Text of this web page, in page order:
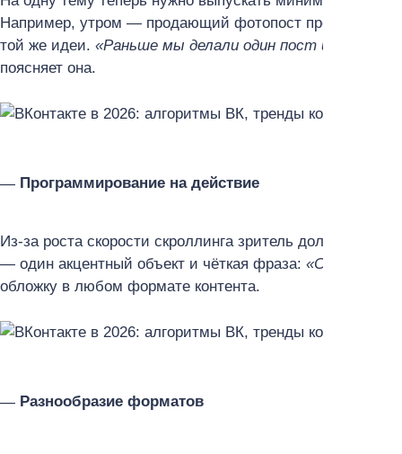
Например, утром — продающий фотопост про
той же идеи. «Раньше мы делали один пост и ждали
поясняет она.
Программирование на действие
Из-за роста скорости скроллинга зритель должен
— один акцентный объект и чёткая фраза: «Смотри»,
обложку в любом формате контента.
Разнообразие форматов